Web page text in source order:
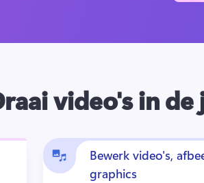
video's in
Bewerk video's,
graphics